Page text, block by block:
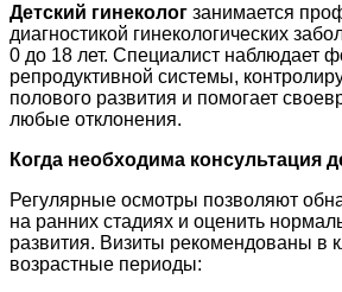
Детский гинеколог занимается
диагностикой гинекологических
0 до 18 лет. Специалист наблюдает
репродуктивной системы,
полового развития и помогает
любые отклонения.
Когда необходима консультация
Регулярные осмотры позволяют
на ранних стадиях и оценить
развития. Визиты рекомендованы в
возрастные периоды: